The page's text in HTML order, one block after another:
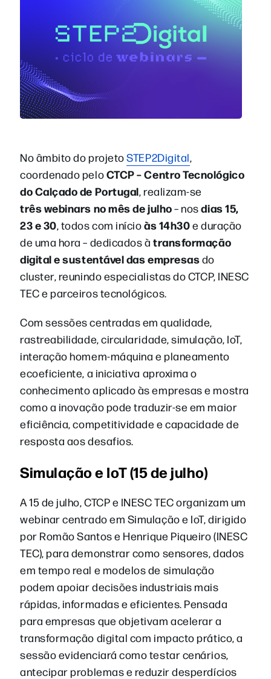
No âmbito do projetoSTEP2Digital,
coordenado peloCTCP – Centro Tecnológico
do Calçado de Portugal, realizam-se
trêswebinars no mês de julho– nosdias 15,
23 e 30, todos com inícioàs 14h30e duração
de uma hora – dedicados àtransformação
digital e sustentável das empresasdo
cluster, reunindo especialistas do CTCP, INESC
TEC e parceiros tecnológicos.
Com sessões centradas em qualidade,
rastreabilidade, circularidade, simulação, IoT,
interação homem-máquina e planeamento
ecoeficiente, a iniciativa aproxima o
conhecimento aplicado às empresas e mostra
como a inovação pode traduzir-se em maior
eficiência, competitividade e capacidade de
resposta aos desafios.
Simulação e IoT (15 de julho)
A 15 de julho, CTCP e INESC TEC organizam um
webinar centrado em Simulação e IoT, dirigido
por Romão Santos e Henrique Piqueiro (INESC
TEC), para demonstrar como sensores, dados
em tempo real e modelos de simulação
podem apoiar decisões industriais mais
rápidas, informadas e eficientes. Pensada
para empresas que objetivam acelerar a
transformação digital com impacto prático, a
sessão evidenciará como testar cenários,
antecipar problemas e reduzir desperdícios